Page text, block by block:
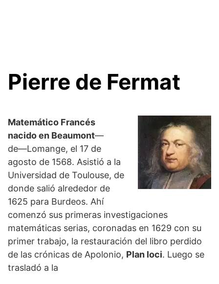
Pierre de Fermat
Matemático Francés
nacido en Beaumont—
de―Lomange, el 17 de
agosto de 1568. Asistió a la
Universidad de Toulouse, de
donde salió alrededor de
1625 para Burdeos. Ahí
comenzó sus primeras investigaciones
matemáticas serias, coronadas en 1629 con su
primer trabajo, la restauración del libro perdido
de las crónicas de Apolonio, Plan loci. Luego se
trasladó a la